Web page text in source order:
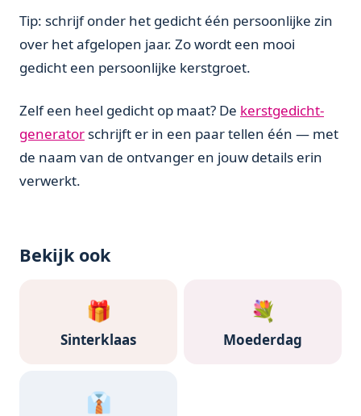
Tip: schrijf onder het gedicht één persoonlijke zin
over het afgelopen jaar. Zo wordt een mooi
gedicht een persoonlijke kerstgroet.
Zelf een heel gedicht op maat? De kerstgedicht-
generator schrijft er in een paar tellen één — met
de naam van de ontvanger en jouw details erin
verwerkt.
Bekijk ook
🎁
Sinterklaas
💐
Moederdag
👔